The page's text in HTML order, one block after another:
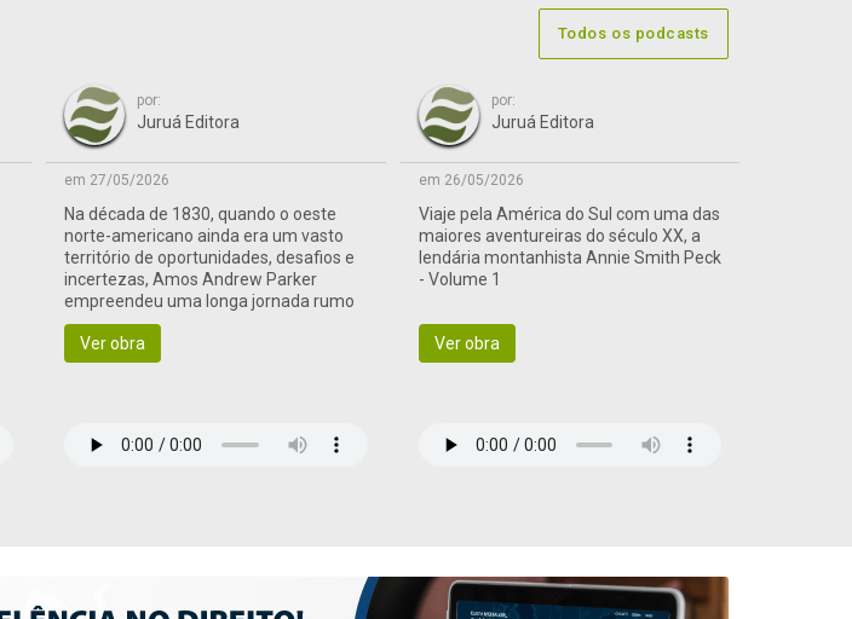
Todos os podcasts
por:
Juruá Editora
em 27/05/2026
Na década de 1830, quando o oeste
norte-americano ainda era um vasto
território de oportunidades, desafios e
incertezas, Amos Andrew Parker
empreendeu uma longa jornada rumo
às terras de fronteira
Ver obra
por:
Juruá Editora
em 26/05/2026
Viaje pela América do Sul com uma das
maiores aventureiras do século XX, a
lendária montanhista Annie Smith Peck
- Volume 1
Ver obra